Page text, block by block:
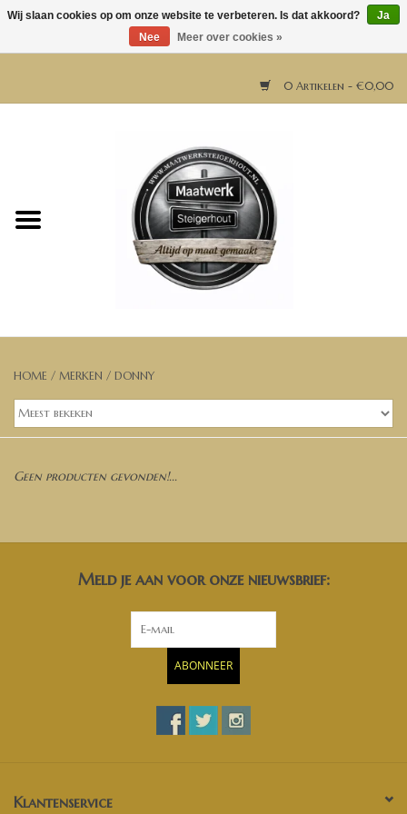
0 Artikelen - €0,00
Horeca meubels
Bartafels
Banken, stoelen &
(Bar)krukken
Plantenbakken
Hockers & Terrastafels
Blog
HOME / MERKEN / DONNY
Geen producten gevonden!...
Meld je aan voor onze nieuwsbrief:
ABONNEER
Klantenservice
Wij slaan cookies op om onze website te verbeteren. Is dat akkoord?
Ja
Nee
Meer over cookies »